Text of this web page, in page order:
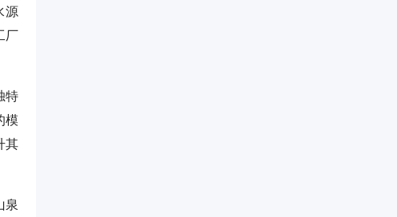
源
厂
特
模
其
泉